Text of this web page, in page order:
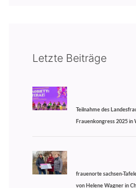
Letzte Beiträge
Teilnahme des
Frauenkongress 2025 in
frauenorte sachsen-
von Helene Wagner in